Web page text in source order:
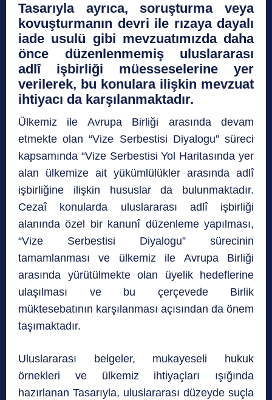
Tasarıyla ayrıca, soruşturma veya
kovuşturmanın devri ile rızaya dayalı
iade usulü gibi mevzuatımızda daha
önce düzenlenmemiş uluslararası
adlî işbirliği müesseselerine yer
verilerek, bu konulara ilişkin mevzuat
ihtiyacı da karşılanmaktadır.
Ülkemiz ile Avrupa Birliği arasında devam
etmekte olan “Vize Serbestisi Diyalogu” süreci
kapsamında “Vize Serbestisi Yol Haritasında yer
alan ülkemize ait yükümlülükler arasında adlî
işbirliğine ilişkin hususlar da bulunmaktadır.
Cezaî konularda uluslararası adlî işbirliği
alanında özel bir kanunî düzenleme yapılması,
“Vize Serbestisi Diyalogu” sürecinin
tamamlanması ve ülkemiz ile Avrupa Birliği
arasında yürütülmekte olan üyelik hedeflerine
ulaşılması ve bu çerçevede Birlik
müktesebatının karşılanması açısından da önem
taşımaktadır.
Uluslararası belgeler, mukayeseli hukuk
örnekleri ve ülkemiz ihtiyaçları ışığında
hazırlanan Tasarıyla, uluslararası düzeyde suçla